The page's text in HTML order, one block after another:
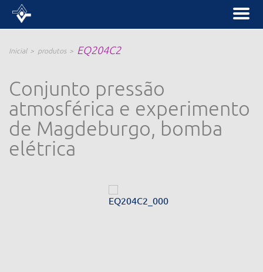
Inicial produtos EQ204C2
Conjunto pressão
atmosférica e experimento
de Magdeburgo, bomba
elétrica